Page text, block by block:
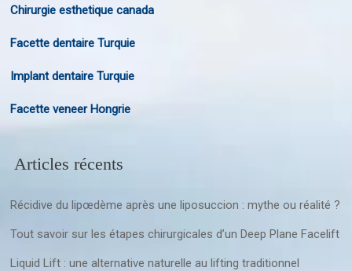
Chirurgie esthetique canada
Facette dentaire Turquie
Implant dentaire Turquie
Facette veneer Hongrie
Articles récents
Récidive du lipœdème après une liposuccion : mythe ou réalité ?
Tout savoir sur les étapes chirurgicales d’un Deep Plane Facelift
Liquid Lift : une alternative naturelle au lifting traditionnel